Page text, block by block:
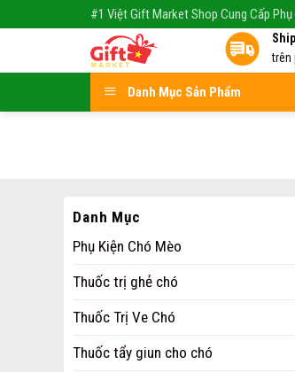
#1 Việt Gift Market Shop Cung Cấp
trên
Danh Mục Sản Phẩm
Danh Mục
Phụ Kiện Chó Mèo
Thuốc trị ghẻ chó
Thuốc Trị Ve Chó
Thuốc tẩy giun cho chó